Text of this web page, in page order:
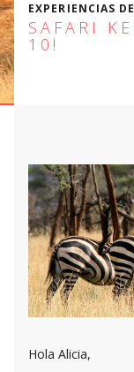
EXPERIENCIAS
SAFARI
10!
Hola Alicia,